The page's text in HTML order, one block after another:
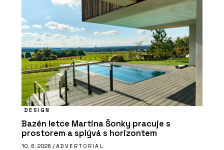
DESIGN
Bazén letce Martina Šonky pracuje s
prostorem a splývá s horizontem
10. 6. 2026 / ADVERTORIAL